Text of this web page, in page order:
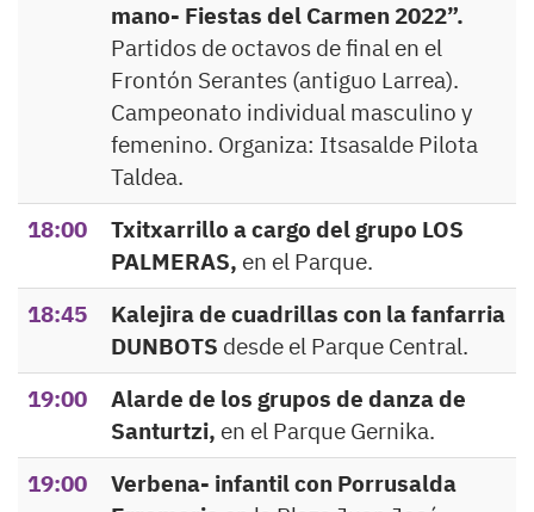
mano- Fiestas del Carmen 2022”.
Partidos de octavos de final en el
Frontón Serantes (antiguo Larrea).
Campeonato individual masculino y
femenino. Organiza: Itsasalde Pilota
Taldea.
18:00
Txitxarrillo a cargo del grupo LOS
PALMERAS, en el Parque.
18:45
Kalejira de cuadrillas con la fanfarria
DUNBOTS desde el Parque Central.
19:00
Alarde de los grupos de danza de
Santurtzi, en el Parque Gernika.
19:00
Verbena- infantil con Porrusalda